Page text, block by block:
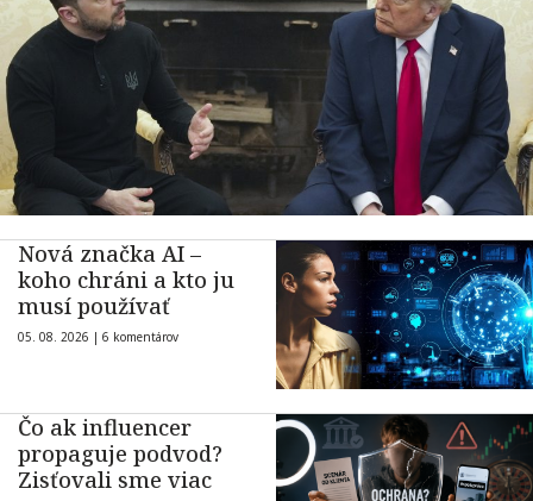
Nová značka AI –
koho chráni a kto ju
musí používať
05. 08. 2026 | 6 komentárov
Čo ak influencer
propaguje podvod?
Zisťovali sme viac